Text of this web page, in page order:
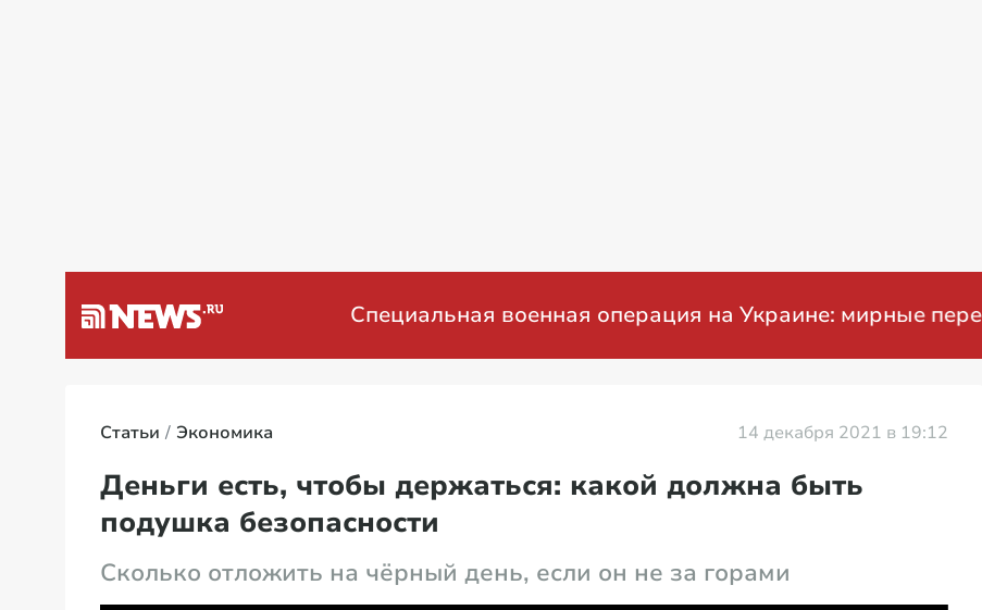
Специальная военная операция на Украине: мирные переговоры
Статьи Экономика 14 декабря 2021 в 19:12
Деньги есть, чтобы держаться: какой должна быть
подушка безопасности
Сколько отложить на чёрный день, если он не за горами